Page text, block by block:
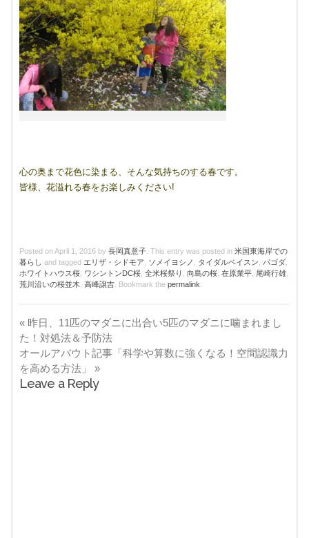
心の奥まで花色に染まる、そんな気持ちのする春です。
皆様、花溢れる春をお楽しみください!
Posted onApril 1, 2016 by 長岡真意子. This entry was posted in 米国東海岸での
暮らし and tagged エリザ・シドモア ソメイヨシノ タイダルベイスン パゴダ,
ホワイトハウス桜, ワシントンDC桜, 全米桜祭り 向島の桜, 在原業平, 尾崎行雄,
荒川沿いの桜並木 高峰譲吉. Bookmark the permalink
«昨日、11匹のマダニに出合い5匹のマダニに噛まれまし
た！対処法＆予防法
オールアバウト記事「科学や算数に強くなる！空間認識力
を高める方法」 »
Leave a Reply